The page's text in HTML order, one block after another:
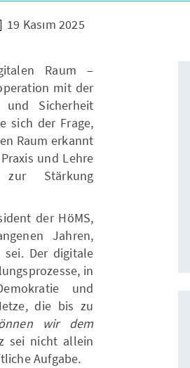
19 Kasım 2025
Raum –
mit der
und Sicherheit
sich der Frage,
Raum erkannt
und Lehre
zur Stärkung
der HöMS,
Jahren,
sei. Der digitale
in
und
die bis zu
wir dem
sei nicht allein
Aufgabe.